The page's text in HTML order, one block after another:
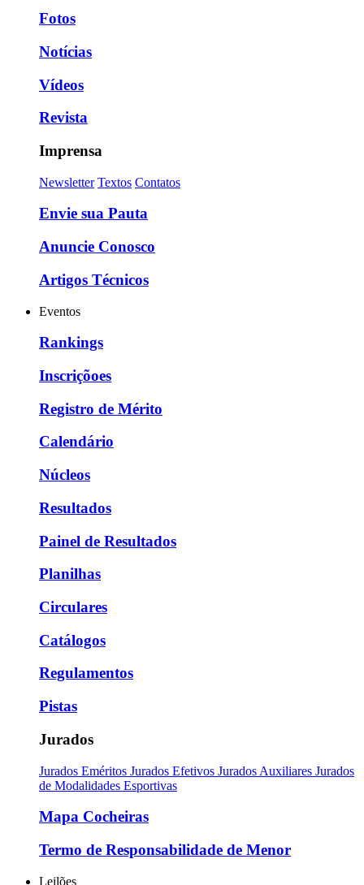
Fotos
Notícias
Vídeos
Revista
Imprensa
Newsletter Textos Contatos
Envie sua Pauta
Anuncie Conosco
Artigos Técnicos
Eventos
Rankings
Inscriçõoes
Registro de Mérito
Calendário
Núcleos
Resultados
Painel de Resultados
Planilhas
Circulares
Catálogos
Regulamentos
Pistas
Jurados
Jurados Eméritos Jurados Efetivos Jurados Auxiliares Jurados
de Modalidades Esportivas
Mapa Cocheiras
Termo de Responsabilidade de Menor
Leilões